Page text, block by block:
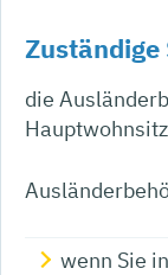
die
wenn Sie